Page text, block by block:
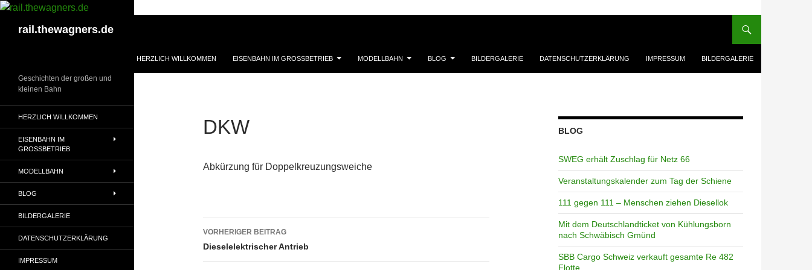
Zum
springenrail.thewagners.de
HERZLICH WILLKOMMEN EISENBAHN IM GROSSBETRIEB MODELLBAHN BLOG BILDERGALERIE DATENSCHUTZERKLÄRUNG IMPRESSUM BILDERGALERIE
DKW
Abkürzung für Doppelkreuzungsweiche
Beitragsnavigation
VORHERIGER BEITRAG
Dieselelektrischer Antrieb
BLOG
SWEG erhält Zuschlag für Netz 66
Veranstaltungskalender zum Tag der Schiene
111 gegen 111 – Menschen ziehen Diesellok
Mit dem Deutschlandticket von Kühlungsborn
nach Schwäbisch Gmünd
SBB Cargo Schweiz verkauft gesamte Re 482
Flotte
Geschichten der großen und
kleinen Bahn
HERZLICH WILLKOMMEN
EISENBAHN IM
GROSSBETRIEB
MODELLBAHN
BLOG
BILDERGALERIE
DATENSCHUTZERKLÄRUNG
IMPRESSUM